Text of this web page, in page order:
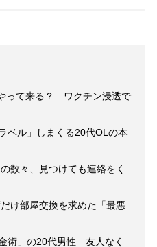
って来る？ ワクチン浸透で
ベル」しまくる20代OLの本
数々、見つけても連絡をく
け部屋交換を求めた「最悪
術」の20代男性 友人なく